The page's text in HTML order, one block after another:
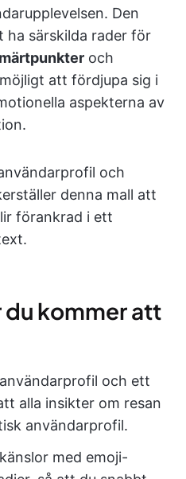
Den
ha särskilda rader för
och
att fördjupa sig i
aspekterna av
och
denna mall att
förankrad i ett
du kommer att
och ett
alla insikter om resan
användarprofil.
med emoji-